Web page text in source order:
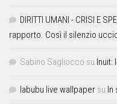
DIRITTI UMANI - CRISI E
rapporto. Così il silenzio
Sabino Sagliocco su Inuit:
labubu live wallpaper su In